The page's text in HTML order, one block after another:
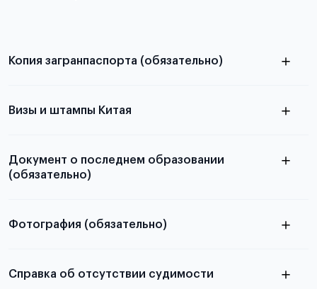
Копия загранпаспорта (обязательно)
паспорта
Визы и штампы Китая
Документ о последнем образовании
(обязательно)
абитуриентов, изложена в статье.
Фотография (обязательно)
Справка об отсутствии судимости